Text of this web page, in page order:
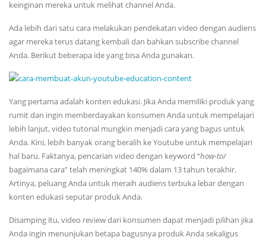
keinginan mereka untuk melihat channel Anda.
Ada lebih dari satu cara melakukan pendekatan video dengan audiens
agar mereka terus datang kembali dan bahkan subscribe channel
Anda. Berikut beberapa ide yang bisa Anda gunakan.
Yang pertama adalah konten edukasi. Jika Anda memiliki produk yang
rumit dan ingin memberdayakan konsumen Anda untuk mempelajari
lebih lanjut, video tutorial mungkin menjadi cara yang bagus untuk
Anda. Kini, lebih banyak orang beralih ke Youtube untuk mempelajari
hal baru. Faktanya, pencarian video dengan keyword “how-to/
bagaimana cara” telah meningkat 140% dalam 13 tahun terakhir.
Artinya, peluang Anda untuk meraih audiens terbuka lebar dengan
konten edukasi seputar produk Anda.
Disamping itu, video review dari konsumen dapat menjadi pilihan jika
Anda ingin menunjukan betapa bagusnya produk Anda sekaligus